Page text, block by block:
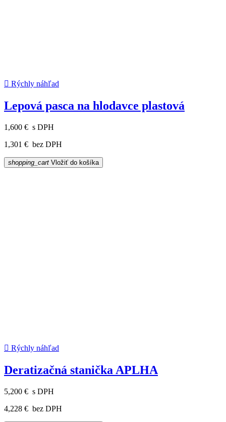
 Rýchly náhľad
Lepová pasca na hlodavce plastová
1,600 € s DPH
1,301 € bez DPH
shopping_cart Vložiť do košíka
 Rýchly náhľad
Deratizačná stanička APLHA
5,200 € s DPH
4,228 € bez DPH